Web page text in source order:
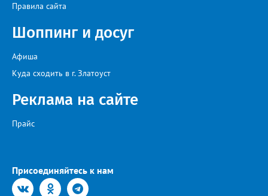
Правила сайта
Шоппинг и досуг
Афиша
Куда сходить в г. Златоуст
Реклама на сайте
Прайс
Присоединяйтесь к нам